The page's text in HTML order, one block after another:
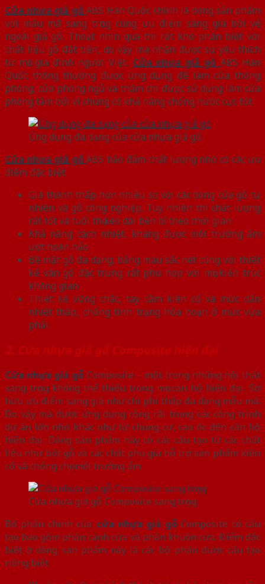
Cửa nhựa giả gỗ ABS Hàn Quốc chính là dòng sản phẩm
với mẫu mã sang trọng cùng ưu điểm sáng giá bởi vẻ
ngoài giả gỗ. Thoạt nhìn qua thì rất khó phân biệt với
chất liệu gỗ đắt tiền, do vậy mà nhận được sự yêu thích
từ mọi gia đình người Việt. Cửa nhựa giả gỗ ABS Hàn
Quốc thông thường được ứng dụng để làm cửa thông
phòng, cửa phòng ngủ và thậm chí được sử dụng làm cửa
phòng tắm bởi vì chúng có khả năng chống nước cực tốt.
Ứng dụng đa dạng của cửa nhựa giả gỗ
Cửa nhựa giả gỗ ABS bảo đảm chất lượng nhờ có các ưu
điểm đặc biệt:
Giá thành thấp hơn nhiều so với các dòng cửa gỗ tự
nhiên và gỗ công nghiệp. Tuy nhiên thì chất lượng
rất tốt và tuổi thọ kéo dài bền bỉ theo thời gian
Khả năng cách nhiệt, kháng được môi trường ẩm
ướt hoàn hảo
Bề mặt gỗ đa dạng, bảng màu sắc nét cùng với thiết
kế vân gỗ đặc trưng rất phù hợp với mọi kiến trúc
không gian
Thiết kế vững chắc, tay cầm kiên cố và mức dẫn
nhiệt thấp, chống tình trạng hỏa hoạn ở mức vừa
phải.
2. Cửa nhựa giả gỗ Composite hiện đại
Cửa nhựa giả gỗ Composite – một trong những nội thất
sang trọng không thể thiếu trong mọi căn hộ hiện đại. Sở
hữu ưu điểm sáng giá như chi phí thấp đa dạng mẫu mã.
Do vậy mà được ứng dụng rộng rãi trong các công trình
dự án lớn nhỏ khác như từ chung cư, cao ốc đến căn hộ
hiện đại. Dòng sản phẩm này có các cấu tạo từ các chất
liệu như bột gỗ và các chất phụ gia hỗ trợ sản phẩm kiên
cố và chống chọi môi trường ẩm.
Cửa nhựa giả gỗ Composite sang trọng
Bộ phận chính của cửa nhựa giả gỗComposite có cấu
tạo bao gồm phần cánh cửa và phần khuôn cửa. Điểm đặc
biệt ở dòng sản phẩm này là các bộ phận được cấu tạo
riêng biệt.